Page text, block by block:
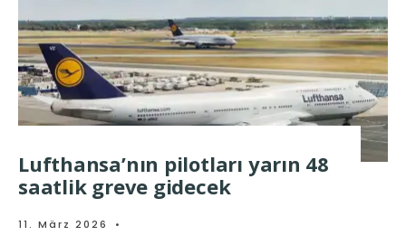
Lufthansa’nın pilotları yarın 48
saatlik greve gidecek
11. März 2026 •